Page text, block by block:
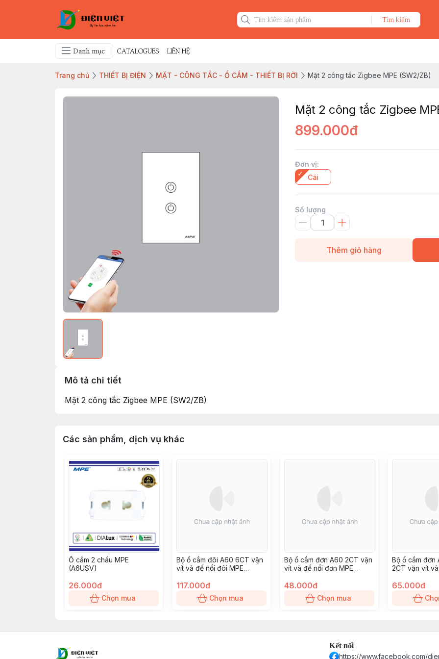
Tìm kiếm
Danh mục CATALOGUES LIÊN HỆ
Trang chủ THIẾT BỊ ĐIỆN MẶT - CÔNG TẮC - Ổ CẮM - THIẾT BỊ RỜI Mặt 2 công tắc Zigbee MPE (SW2/ZB)
Mặt 2 công tắc Zigbee
899.000đ
Đơn vị:
Cái
Số lượng
Thêm giỏ hàng
Mô tả chi tiết
Mặt 2 công tắc Zigbee MPE (SW2/ZB)
Các sản phẩm, dịch vụ khác
Ổ cắm 2 chấu MPE
(A6USV)
26.000đ
Chọn mua
Bộ ổ cắm đôi A60 6CT vặn
vít và đế nổi đôi MPE
117.000đ
Chọn mua
Bộ ổ cắm đơn A60 2CT vặn
vít và đế nổi đơn MPE
48.000đ
Chọn mua
Bộ ổ cắm đơn
2CT vặn vít
65.000đ
Kết nối
https://www.facebook.com/